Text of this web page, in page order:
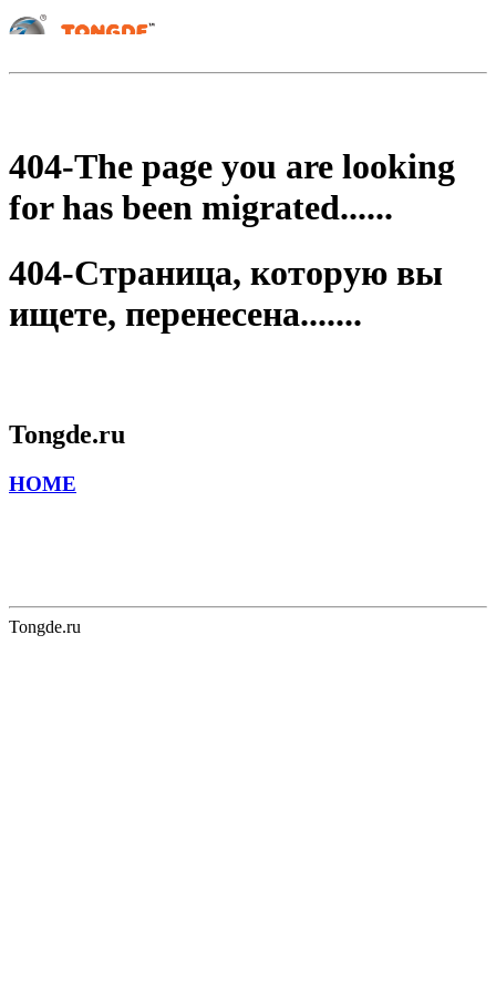
404-The page you are looking
for has been migrated......
404-Страница, которую вы
ищете, перенесена.......
Tongde.ru
HOME
Tongde.ru